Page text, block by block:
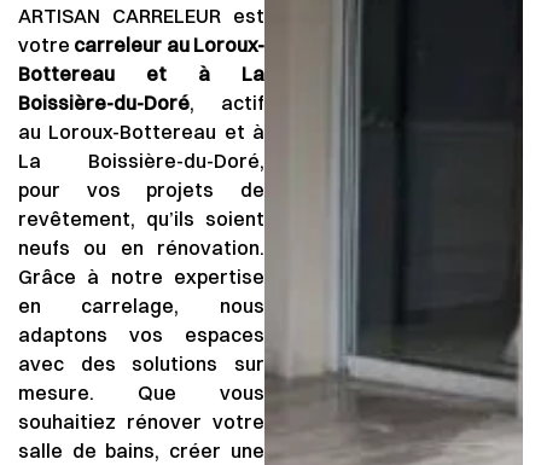
ARTISAN CARRELEUR est
votre carreleur au Loroux-
Bottereau et à La
Boissière-du-Doré, actif
au Loroux-Bottereau et à
La Boissière-du-Doré,
pour vos projets de
revêtement, qu’ils soient
neufs ou en rénovation.
Grâce à notre expertise
en carrelage, nous
adaptons vos espaces
avec des solutions sur
mesure. Que vous
souhaitiez rénover votre
salle de bains, créer une